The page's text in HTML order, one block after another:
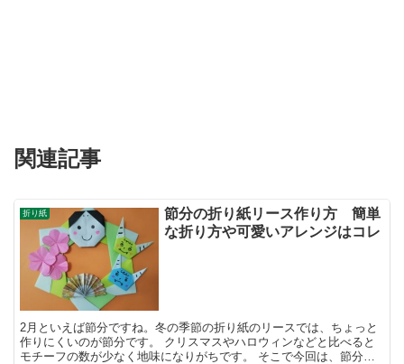
関連記事
折り紙
節分の折り紙リース作り方 簡単
な折り方や可愛いアレンジはコレ
2月といえば節分ですね。冬の季節の折り紙のリースでは、ちょっと
作りにくいのが節分です。 クリスマスやハロウィンなどと比べると
モチーフの数が少なく地味になりがちです。 そこで今回は、節分の